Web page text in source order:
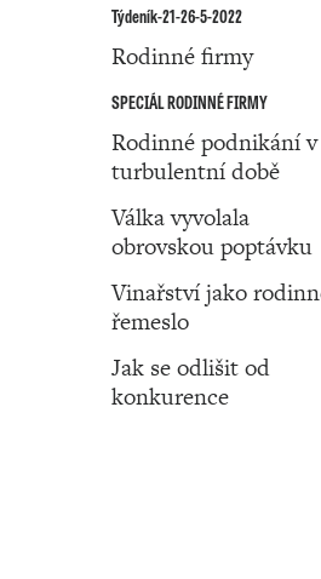
Týdeník-21-26-5-2022
Rodinné firmy
SPECIÁL RODINNÉ FIRMY
Rodinné podnikání v
turbulentní době
Válka vyvolala
obrovskou poptávku
Vinařství jako
řemeslo
Jak se odlišit od
konkurence